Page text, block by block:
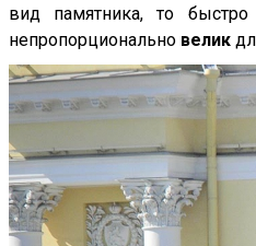
вид памятника, то
непропорционально велик